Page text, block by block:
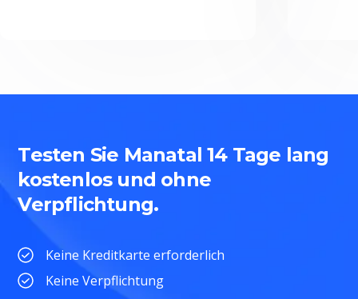
Testen Sie Manatal 14 Tage lang
kostenlos und ohne
Verpflichtung.
Keine Kreditkarte erforderlich
Keine Verpflichtung